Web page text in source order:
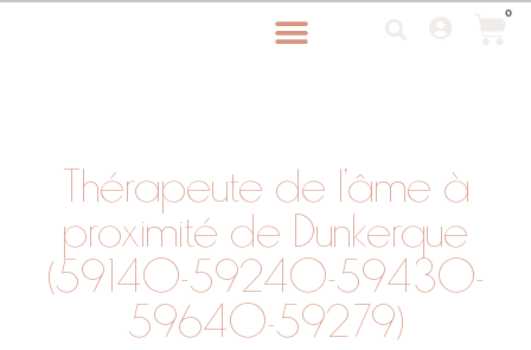
0
Thérapeute de l’âme à
proximité de Dunkerque
(59140-59240-59430-
59640-59279)